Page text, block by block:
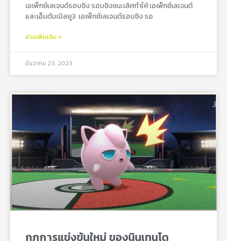
เอเพ็กซ์เลเจนด์รอบชิง รอบชิงชนะเลิศทำให้ เอเพ็กซ์เลเจนด์
และเอ็มดับเบิลยู3 เอเพ็กซ์เลเจนด์รอบชิง รอ
อ่านเพิ่มเติม »
ธันวาคม 23, 2023
กฎการแข่งขันใหม่ ของนินเทนโด